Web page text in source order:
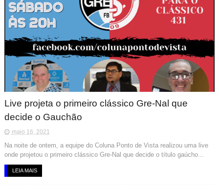
Live projeta o primeiro clássico Gre-Nal que
decide o Gauchão
maio 16, 2021
Na noite de ontem, a equipe do Coluna Ponto de Vista realizou uma live
onde projetou o primeiro clássico Gre-Nal que decide o título gaúcho...
LEIA MAIS